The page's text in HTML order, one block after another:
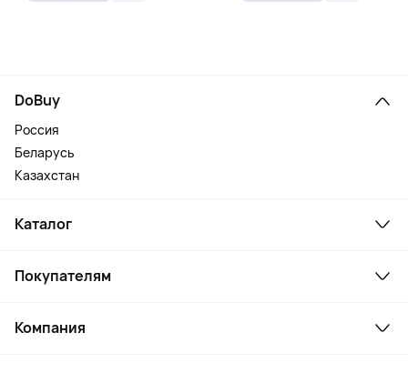
DoBuy
Россия
Беларусь
Казахстан
Каталог
Ноутбуки, мониторы, VR
Косметика и уход
Покупателям
Как заказать
Компания